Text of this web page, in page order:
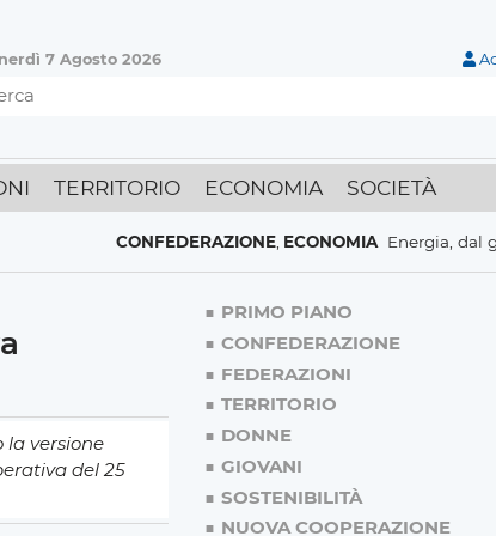
7 Agosto 2026
TERRITORIO ECONOMIA SOCIETÀ
CONFEDERAZIONE,ECONOMIA Energia, dal gas
la versione
del 25
PRIMO PIANO
CONFEDERAZIONE
FEDERAZIONI
TERRITORIO
DONNE
GIOVANI
SOSTENIBILITÀ
NUOVA COOPERAZIONE